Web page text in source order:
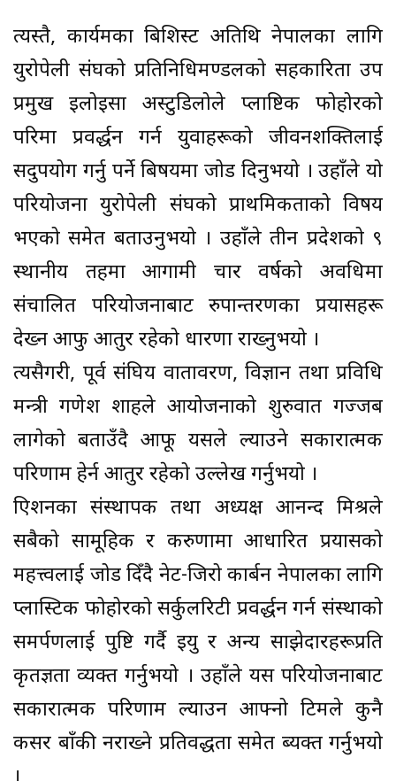
त्यस्तै, कार्यक्रमका बिशिस्ट अतिथि नेपालका लागि
युरोपेली संघको प्रतिनिधिमण्डलको सहकारिता उप
प्रमुख इलोइसा अस्टुडिलोले प्लाष्टिक फोहोरको
परिक्रमा प्रवर्द्धन गर्न युवाहरूको जीवनशक्तिलाई
सदुपयोग गर्नु पर्ने बिषयमा जोड दिनुभयो । उहाँले यो
परियोजना युरोपेली संघको प्राथमिकताको विषय
भएको समेत बताउनुभयो । उहाँले तीन प्रदेशको ९
स्थानीय तहमा आगामी चार वर्षको अवधिमा
संचालित परियोजनाबाट रुपान्तरणका प्रयासहरू
देख्न आफु आतुर रहेको धारणा राख्नुभयो ।
त्यसैगरी, पूर्व संघिय वातावरण, विज्ञान तथा प्रविधि
मन्त्री गणेश शाहले आयोजनाको शुरुवात गज्जब
लागेको बताउँदै आफू यसले ल्याउने सकारात्मक
परिणाम हेर्न आतुर रहेको उल्लेख गर्नुभयो ।
क्रिएशनका संस्थापक तथा अध्यक्ष आनन्द मिश्रले
सबैको सामूहिक र करुणामा आधारित प्रयासको
महत्त्वलाई जोड दिँदै नेट-जिरो कार्बन नेपालका लागि
प्लास्टिक फोहोरको सर्कुलरिटी प्रवर्द्धन गर्न संस्थाको
समर्पणलाई पुष्टि गर्दै इयु र अन्य साझेदारहरूप्रति
कृतज्ञता व्यक्त गर्नुभयो । उहाँले यस परियोजनाबाट
सकारात्मक परिणाम ल्याउन आफ्नो टिमले कुनै
कसर बाँकी नराख्ने प्रतिवद्धता समेत ब्यक्त गर्नुभयो